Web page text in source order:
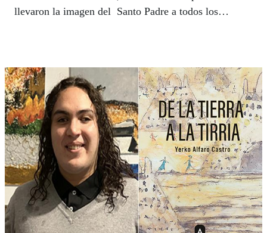
llevaron la imagen del Santo Padre a todos los